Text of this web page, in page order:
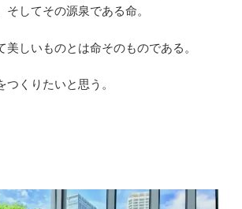
そしてその源泉である命。
美しいものとは命そのものである。
くりたいと思う。